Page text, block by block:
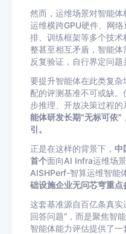
然而，运维场景对智能
运维横跨GPU硬件、网
排、训练框架等多个技
整甚至相互矛盾，智能体
反复验证，自行界定问题
要提升智能体在此类复
配的评测基准不可或缺
步推理、开放决策过程的
能体研发长期“无标可依
引。
正是在这样的背景下， 中
首个面向AI Infra运维场
AISHPerf-智算运维智能
础设施企业无问芯穹重点
这套基准源自百亿条真实
回答问题”，而是聚焦智
智能体能力评估提供了